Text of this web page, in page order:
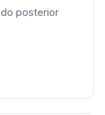
posterior